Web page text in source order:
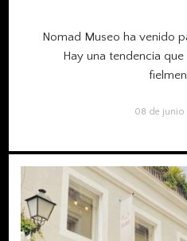
Nomad Museo ha venido
Hay una tendencia
08 de junio